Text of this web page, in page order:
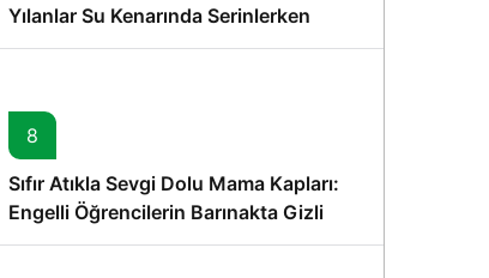
Yılanlar Su Kenarında Serinlerken
Görüntülendi
8
Sıfır Atıkla Sevgi Dolu Mama Kapları:
Engelli Öğrencilerin Barınakta Gizli
Dostları İçin Gönüllü Proje